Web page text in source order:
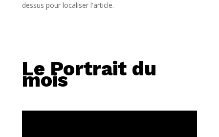
dessus pour localiser l'article.
Le Portrait du
mois